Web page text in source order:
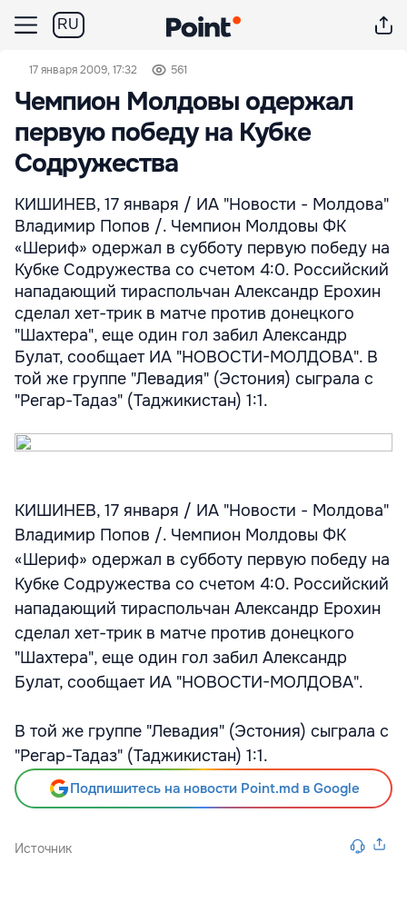
RU
17 января 2009, 17:32 561
Чемпион Молдовы одержал
первую победу на Кубке
Содружества
КИШИНЕВ, 17 января / ИА "Новости - Молдова"
Владимир Попов /. Чемпион Молдовы ФК
«Шериф» одержал в субботу первую победу на
Кубке Содружества со счетом 4:0. Российский
нападающий тираспольчан Александр Ерохин
сделал хет-трик в матче против донецкого
"Шахтера", еще один гол забил Александр
Булат, сообщает ИА "НОВОСТИ-МОЛДОВА". В
той же группе "Левадия" (Эстония) сыграла с
"Регар-Тадаз" (Таджикистан) 1:1.
КИШИНЕВ, 17 января / ИА "Новости - Молдова"
Владимир Попов /. Чемпион Молдовы ФК
«Шериф» одержал в субботу первую победу на
Кубке Содружества со счетом 4:0. Российский
нападающий тираспольчан Александр Ерохин
сделал хет-трик в матче против донецкого
"Шахтера", еще один гол забил Александр
Булат, сообщает ИА "НОВОСТИ-МОЛДОВА".
В той же группе "Левадия" (Эстония) сыграла с
"Регар-Тадаз" (Таджикистан) 1:1.
Подпишитесь на новости Point.md в Google
Источник